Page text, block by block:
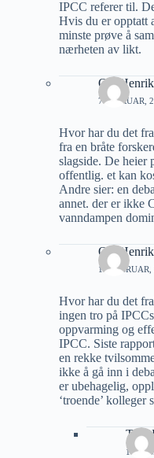
IPCC referer til.
Hvis du er opptatt
minste prøve å
nærheten av likt.
Ole
7 FEBRUAR,
Hvor har du det
fra en bråte
slagside. De heier
offentlig. et kan
Andre sier: en
annet. der er ikke
vanndampen
Ole
11
Hvor har du det
ingen tro på
oppvarming og
IPCC. Siste
en rekke
ikke å gå inn i
er ubehagelig,
‘troende’ kolleger
Tore
11